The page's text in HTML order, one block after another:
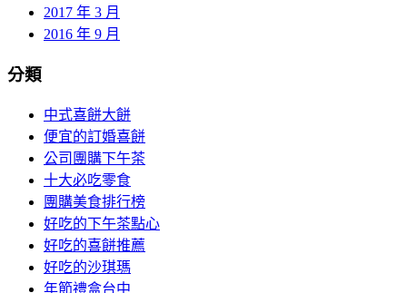
2017 年 3 月
2016 年 9 月
分類
中式喜餅大餅
便宜的訂婚喜餅
公司團購下午茶
十大必吃零食
團購美食排行榜
好吃的下午茶點心
好吃的喜餅推薦
好吃的沙琪瑪
年節禮盒台中